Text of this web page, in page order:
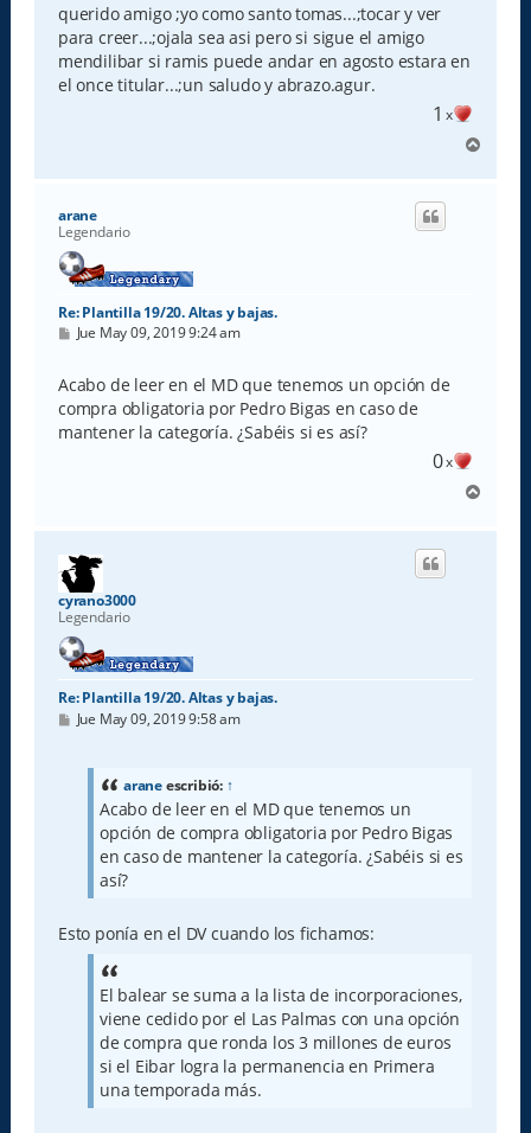
querido amigo ;yo como santo tomas...;tocar y ver
para creer...;ojala sea asi pero si sigue el amigo
mendilibar si ramis puede andar en agosto estara en
el once titular...;un saludo y abrazo.agur.
1 x
r
arane
Legendario
Re: Plantilla 19/20. Altas y bajas.
M
s
a
j
e
Jue May 09, 2019 9:24 am
Acabo de leer en el MD que tenemos un opción de
compra obligatoria por Pedro Bigas en caso de
mantener la categoría. ¿Sabéis si es así?
0x
r
cyrano3000
Legendario
Re: Plantilla 19/20. Altas y bajas.
M
Jue May 09, 2019 9:58 am
araneescribió: ↑
Acabo de leer en el MD que tenemos un
opción de compra obligatoria por Pedro Bigas
en caso de mantener la categoría. ¿Sabéis si es
así?
Esto ponía en el DV cuando los fichamos:
El balear se suma a la lista de incorporaciones,
viene cedido por el Las Palmas con una opción
de compra que ronda los 3 millones de euros
si el Eibar logra la permanencia en Primera
una temporada más.